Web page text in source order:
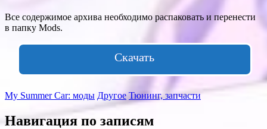
Все содержимое архива необходимо распаковать и перенести
в папку Mods.
Скачать
My Summer Car: моды Другое Тюнинг, запчасти
Навигация по записям